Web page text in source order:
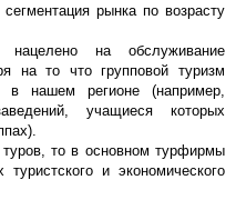
рынка по возрасту
нацелено на обслуживание
на то что групповой туризм
в нашем регионе (например,
учащиеся которых
то в основном турфирмы
и экономического